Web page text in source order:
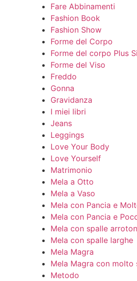
Fare Abbinamenti
Fashion Book
Fashion Show
Forme del Corpo
Forme del corpo Plus
Forme del Viso
Freddo
Gonna
Gravidanza
I miei libri
Jeans
Leggings
Love Your Body
Love Yourself
Matrimonio
Mela a Otto
Mela a Vaso
Mela con Pancia e
Mela con Pancia e
Mela con spalle
Mela con spalle larghe
Mela Magra
Mela Magra con molto
Metodo